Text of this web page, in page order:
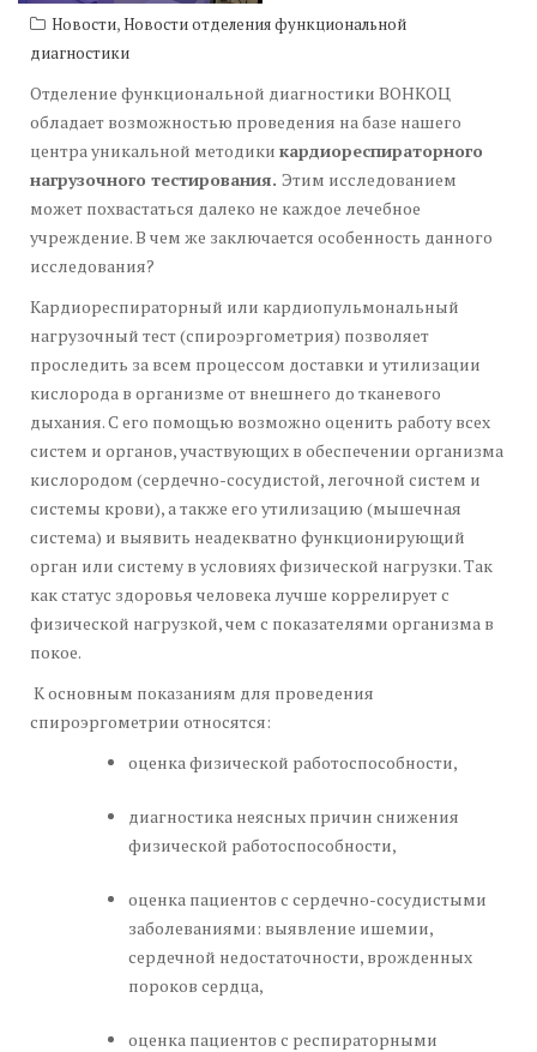
Новости,Новости отделения функциональной
диагностики
Отделение функциональной диагностики ВОНКОЦ
обладает возможностью проведения на базе нашего
центра уникальной методики кардиореспираторного
нагрузочного тестирования. Этим исследованием
может похвастаться далеко не каждое лечебное
учреждение. В чем же заключается особенность данного
исследования?
Кардиореспираторный или кардиопульмональный
нагрузочный тест (спироэргометрия) позволяет
проследить за всем процессом доставки и утилизации
кислорода в организме от внешнего до тканевого
дыхания. С его помощью возможно оценить работу всех
систем и органов, участвующих в обеспечении организма
кислородом (сердечно-сосудистой, легочной систем и
системы крови), а также его утилизацию (мышечная
система) и выявить неадекватно функционирующий
орган или систему в условиях физической нагрузки. Так
как статус здоровья человека лучше коррелирует с
физической нагрузкой, чем с показателями организма в
покое.
К основным показаниям для проведения
спироэргометрии относятся:
оценка физической работоспособности,
диагностика неясных причин снижения
физической работоспособности,
оценка пациентов с сердечно-сосудистыми
заболеваниями: выявление ишемии,
сердечной недостаточности, врожденных
пороков сердца,
оценка пациентов с респираторными